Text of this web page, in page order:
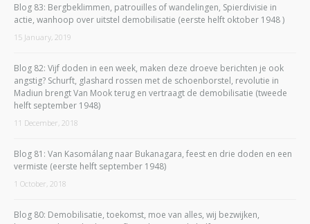
Blog 83: Bergbeklimmen, patrouilles of wandelingen, Spierdivisie in
actie, wanhoop over uitstel demobilisatie (eerste helft oktober 1948 )
15 January, 2019
Blog 82: Vijf doden in een week, maken deze droeve berichten je ook
angstig? Schurft, glashard rossen met de schoenborstel, revolutie in
Madiun brengt Van Mook terug en vertraagt de demobilisatie (tweede
helft september 1948)
11 December, 2018
Blog 81: Van Kasomálang naar Bukanagara, feest en drie doden en een
vermiste (eerste helft september 1948)
1 October, 2018
Blog 80: Demobilisatie, toekomst, moe van alles, wij bezwijken,